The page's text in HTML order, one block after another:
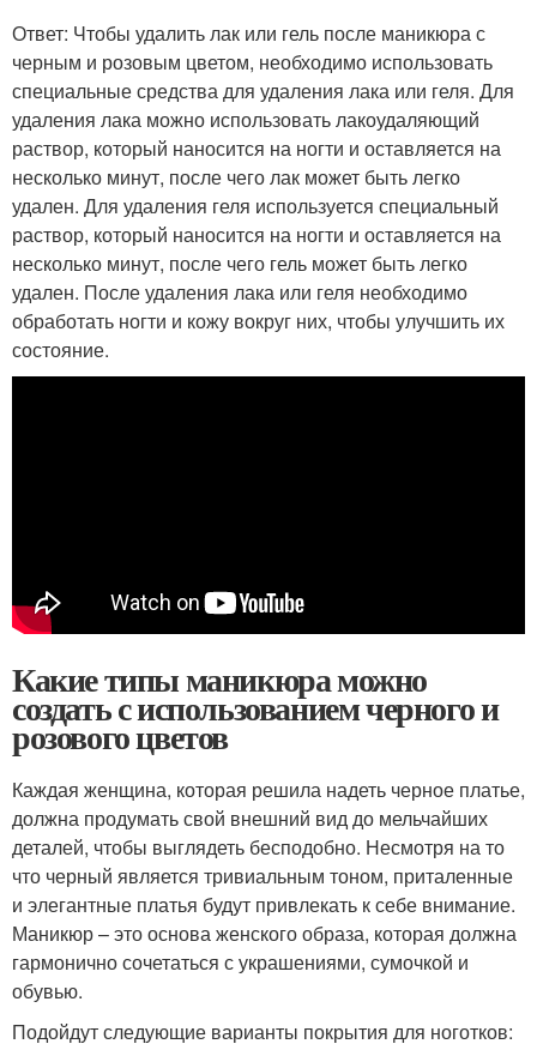
Ответ: Чтобы удалить лак или гель после маникюра с
черным и розовым цветом, необходимо использовать
специальные средства для удаления лака или геля. Для
удаления лака можно использовать лакоудаляющий
раствор, который наносится на ногти и оставляется на
несколько минут, после чего лак может быть легко
удален. Для удаления геля используется специальный
раствор, который наносится на ногти и оставляется на
несколько минут, после чего гель может быть легко
удален. После удаления лака или геля необходимо
обработать ногти и кожу вокруг них, чтобы улучшить их
состояние.
Какие типы маникюра можно
создать с использованием черного и
розового цветов
Каждая женщина, которая решила надеть черное платье,
должна продумать свой внешний вид до мельчайших
деталей, чтобы выглядеть бесподобно. Несмотря на то
что черный является тривиальным тоном, приталенные
и элегантные платья будут привлекать к себе внимание.
Маникюр – это основа женского образа, которая должна
гармонично сочетаться с украшениями, сумочкой и
обувью.
Подойдут следующие варианты покрытия для ноготков: